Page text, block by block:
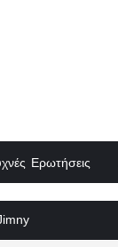
Ερωτήσεις